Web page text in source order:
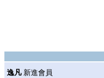
逸凡 新進會員